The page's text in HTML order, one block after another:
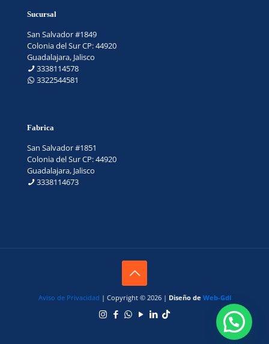
Sucursal
San Salvador #1849
Colonia del Sur CP: 44920
Guadalajara, Jalisco
3338114578
3322544581
Fabrica
San Salvador #1851
Colonia del Sur CP: 44920
Guadalajara, Jalisco
3338114673
Aviso de Privacidad | Copyright © 2026 | Diseño de Web-Gdl